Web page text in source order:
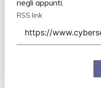
negli appunti.
RSS link